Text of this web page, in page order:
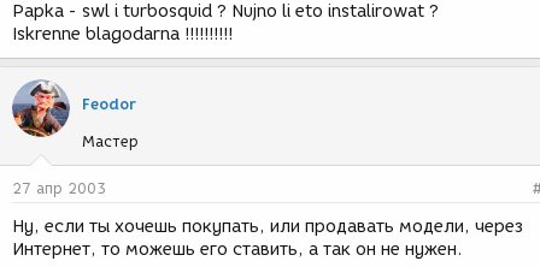
Papka - swl i turbosquid ? Nujno li eto instalirowat ?
Iskrenne blagodarna !!!!!!!!!!
Feodor
Мастер
27 апр 2003
Ну, если ты хочешь покупать, или продавать модели, через
Интернет, то можешь его ставить, а так он не нужен.